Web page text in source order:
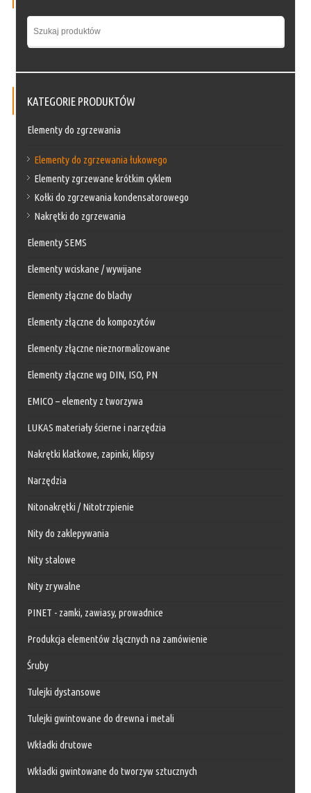
KATEGORIE PRODUKTÓW
Elementy do zgrzewania
Elementy do zgrzewania łukowego
Elementy zgrzewane krótkim cyklem
Kołki do zgrzewania kondensatorowego
Nakrętki do zgrzewania
Elementy SEMS
Elementy wciskane / wywijane
Elementy złączne do blachy
Elementy złączne do kompozytów
Elementy złączne nieznormalizowane
Elementy złączne wg DIN, ISO, PN
EMICO – elementy z tworzywa
LUKAS materiały ścierne i narzędzia
Nakrętki klatkowe, zapinki, klipsy
Narzędzia
Nitonakrętki / Nitotrzpienie
Nity do zaklepywania
Nity stalowe
Nity zrywalne
PINET - zamki, zawiasy, prowadnice
Produkcja elementów złącznych na zamówienie
Śruby
Tulejki dystansowe
Tulejki gwintowane do drewna i metali
Wkładki drutowe
Wkładki gwintowane do tworzyw sztucznych